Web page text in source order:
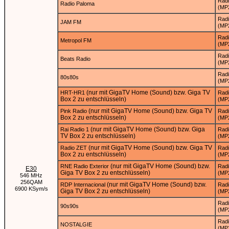
E30
546 MHz
256QAM
6900 KSym/s
Radio Paloma
JAM FM
Metropol FM
Beats Radio
80s80s
HRT-HR1 (nur mit GigaTV Home (Sound) bzw. Giga TV
Box 2 zu entschlüsseln)
Pink Radio (nur mit GigaTV Home (Sound) bzw. Giga TV
Box 2 zu entschlüsseln)
Rai Radio 1 (nur mit GigaTV Home (Sound) bzw. Giga
TV Box 2 zu entschlüsseln)
Radio ZET (nur mit GigaTV Home (Sound) bzw. Giga TV
Box 2 zu entschlüsseln)
RNE Radio Exterior (nur mit GigaTV Home (Sound) bzw.
Giga TV Box 2 zu entschlüsseln)
RDP Internacional (nur mit GigaTV Home (Sound) bzw.
Giga TV Box 2 zu entschlüsseln)
90s90s
NOSTALGIE